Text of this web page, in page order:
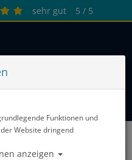
sehr gut 5 / 5
Funktionen und
Website dringend
anzeigen